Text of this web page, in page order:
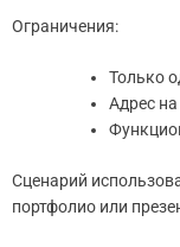
Ограничения:
Только
Адрес
Сценарий
портфолио или